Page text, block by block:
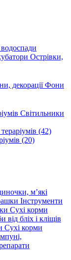
Острівки,
декораціїФони
Світильники
(42)
(20)
м’які
Інструменти
Сухі корми
від бліх і кліщів
Сухі корми